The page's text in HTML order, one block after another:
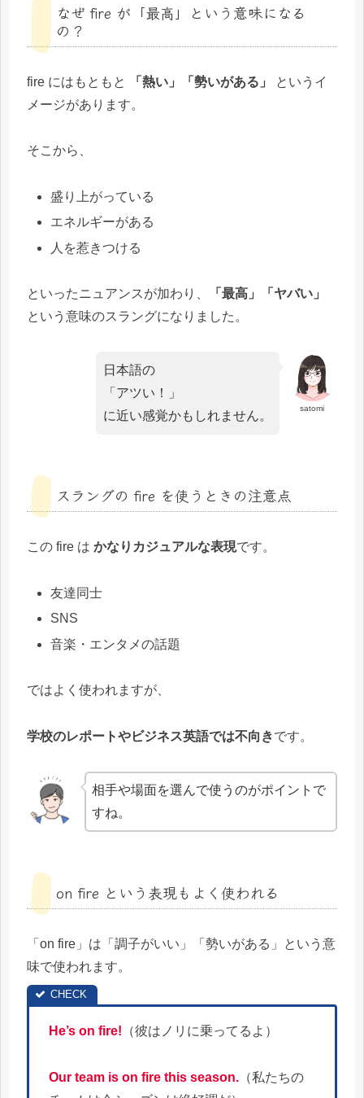
なぜ fire が「最高」という意味になる
の？
fire にはもともと 「熱い」「勢いがある」
というイ
メージがあります。
そこから、
盛り上がっている
エネルギーがある
人を惹きつける
といったニュアンスが加わり、
「最高」「ヤバい」
という意味のスラングになりました。
satomi
日本語の
「アツい！」
に近い感覚かもしれません。
スラングの fire を使うときの注意点
この fire は かなりカジュアルな表現です。
友達同士
SNS
音楽・エンタメの話題
ではよく使われますが、
学校のレポートやビジネス英語では不向きです。
相手や場面を選んで使うのがポイントで
すね。
on fire という表現もよく使われる
「on fire」は「調子がいい」「勢いがある」という意
味で使われます。
He’s on fire! （彼はノリに乗ってるよ）
Our team is on fire this season. （私たちの